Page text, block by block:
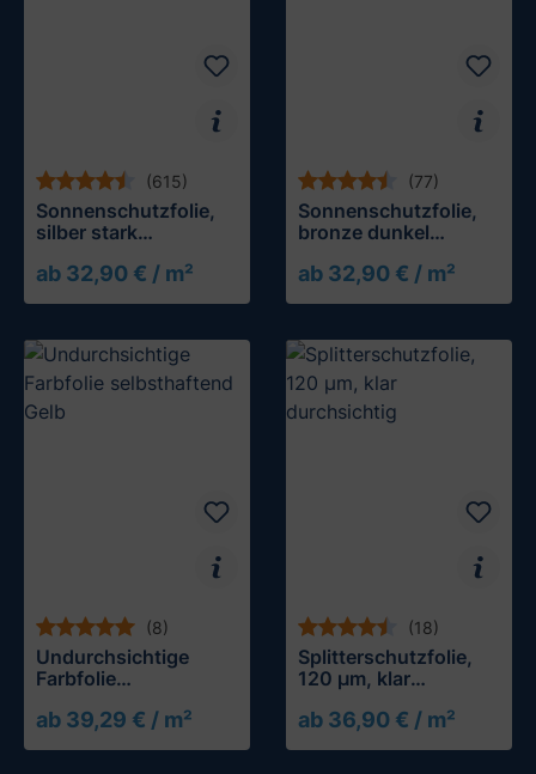
(615)
Sonnenschutzfolie,
silber stark
ab 32,90 € / m²
(77)
Sonnenschutzfolie,
bronze dunkel
ab 32,90 € / m²
(8)
Undurchsichtige
Farbfolie
ab 39,29 € / m²
(18)
Splitterschutzfolie,
120 µm, klar
ab 36,90 € / m²